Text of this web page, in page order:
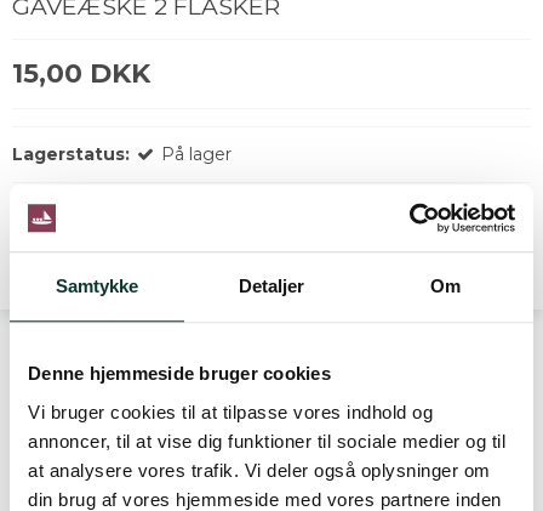
Samtykke Detaljer Om
Denne hjemmeside bruger cookies
Vi bruger cookies til at tilpasse vores indhold og
annoncer, til at vise dig funktioner til sociale medier og til
at analysere vores trafik. Vi deler også oplysninger om
din brug af vores hjemmeside med vores partnere inden
GAVEÆSKE 2 FLASKER
15,00 DKK
Lagerstatus: På lager
LÆG I KURV
KONTAKT
DrikPortvin.dk ApS
Thorsbrovej 22C